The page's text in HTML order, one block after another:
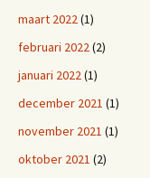
maart 2022(1)
februari 2022(2)
januari 2022(1)
december 2021 (1)
november 2021 (1)
oktober 2021 (2)